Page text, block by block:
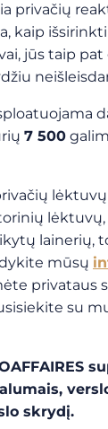
privačių
kaip
jūs taip
7 500
lainerių,
mūsų
privataus
su
skrydį.